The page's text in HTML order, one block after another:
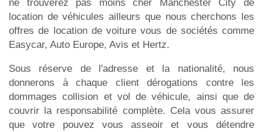
ne trouverez pas moins cher Manchester City de
location de véhicules ailleurs que nous cherchons les
offres de location de voiture vous de sociétés comme
Easycar, Auto Europe, Avis et Hertz.
Sous réserve de l'adresse et la nationalité, nous
donnerons à chaque client dérogations contre les
dommages collision et vol de véhicule, ainsi que de
couvrir la responsabilité complète. Cela vous assurer
que votre pouvez vous asseoir et vous détendre